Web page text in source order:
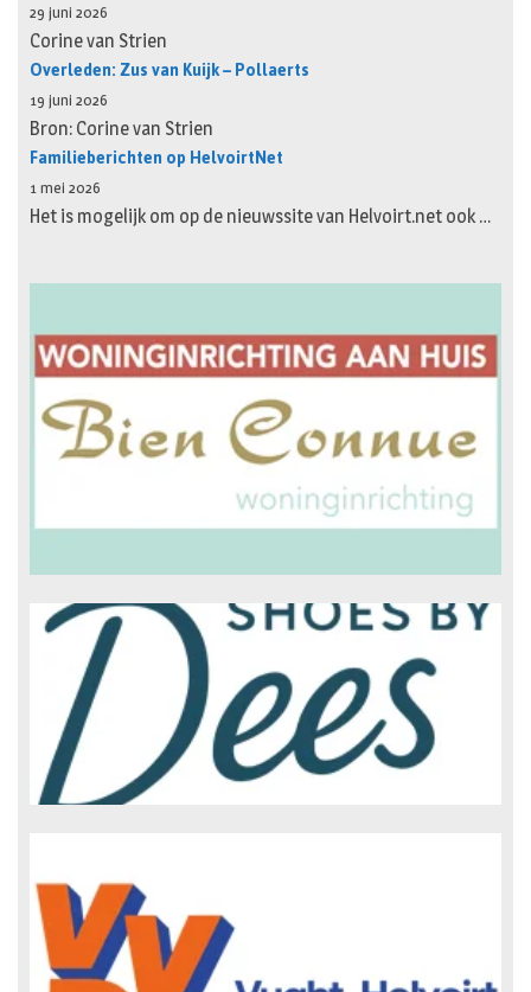
29 juni 2026
Corine van Strien
Overleden: Zus van Kuijk – Pollaerts
19 juni 2026
Bron: Corine van Strien
Familieberichten op HelvoirtNet
1 mei 2026
Het is mogelijk om op de nieuwssite van Helvoirt.net ook …